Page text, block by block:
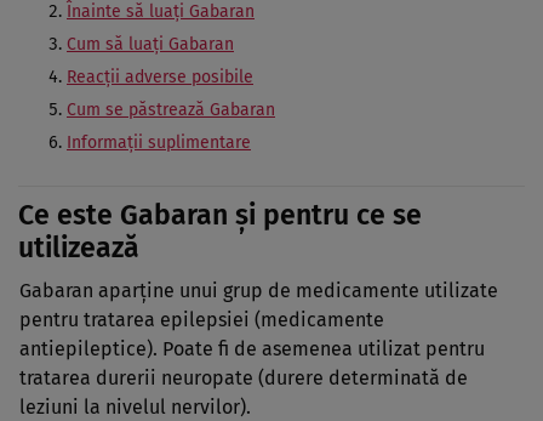
Înainte să luaţi Gabaran
Cum să luaţi Gabaran
Reacţii adverse posibile
Cum se păstrează Gabaran
Informaţii suplimentare
Ce este Gabaran şi pentru ce se
utilizează
Gabaran aparţine unui grup de medicamente utilizate
pentru tratarea epilepsiei (medicamente
antiepileptice). Poate fi de asemenea utilizat pentru
tratarea durerii neuropate (durere determinată de
leziuni la nivelul nervilor).